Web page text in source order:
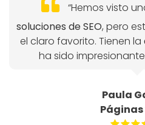
“Hemos visto
soluciones de SEO, pero
el claro favorito. Tienen la
ha sido
Paula
Páginas